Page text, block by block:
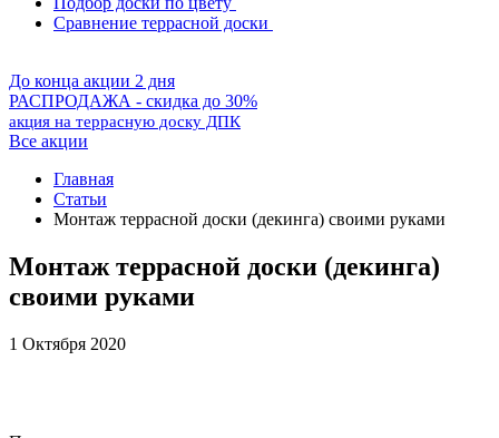
Сравнение террасной доски
До конца акции 2 дня
РАСПРОДАЖА - скидка до 30%
акция на террасную доску ДПК
Все акции
Главная
Статьи
Монтаж террасной доски (декинга) своими руками
Монтаж террасной доски (декинга)
своими руками
1 Октября 2020